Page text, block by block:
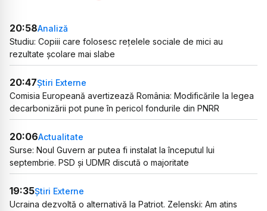
20:58Analiză
Studiu: Copiii care folosesc rețelele sociale de mici au
rezultate școlare mai slabe
20:47Știri Externe
Comisia Europeană avertizează România: Modificările la legea
decarbonizării pot pune în pericol fondurile din PNRR
20:06Actualitate
Surse: Noul Guvern ar putea fi instalat la începutul lui
septembrie. PSD și UDMR discută o majoritate
19:35Știri Externe
Ucraina dezvoltă o alternativă la Patriot. Zelenski: Am atins